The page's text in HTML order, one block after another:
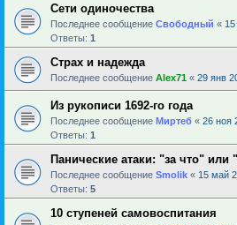
Сети одиночества
Последнее сообщение Свободный «
Ответы: 1
Страх и надежда
Последнее сообщение Alex71 « 29 янв
Из рукописи 1692-го года
Последнее сообщение Миртеб « 26 ноя
Ответы: 1
Панические атаки: "за что" или
Последнее сообщение Smolik « 15 май
Ответы: 5
10 ступеней самовоспитания